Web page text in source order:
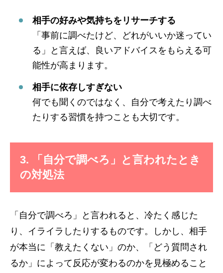
相手の好みや気持ちをリサーチする
「事前に調べたけど、どれがいいか迷ってい
る」と言えば、良いアドバイスをもらえる可
能性が高まります。
相手に依存しすぎない
何でも聞くのではなく、自分で考えたり調べ
たりする習慣を持つことも大切です。
3. 「自分で調べろ」と言われたとき
の対処法
「自分で調べろ」と言われると、冷たく感じた
り、イライラしたりするものです。しかし、相手
が本当に「教えたくない」のか、「どう質問され
るか」によって反応が変わるのかを見極めること